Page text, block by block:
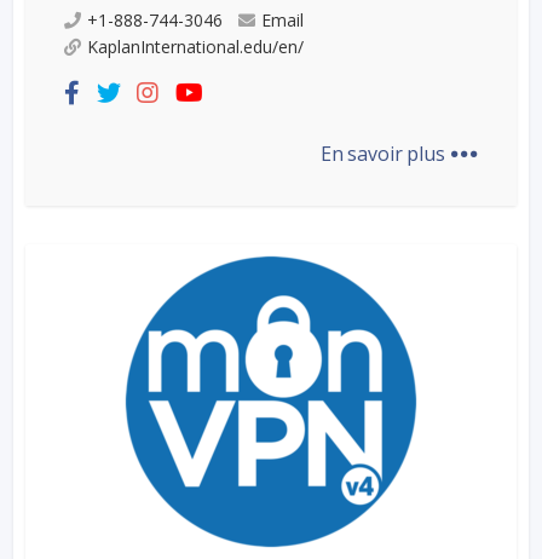
+1-888-744-3046
Email
KaplanInternational.edu/en/
En savoir plus ...